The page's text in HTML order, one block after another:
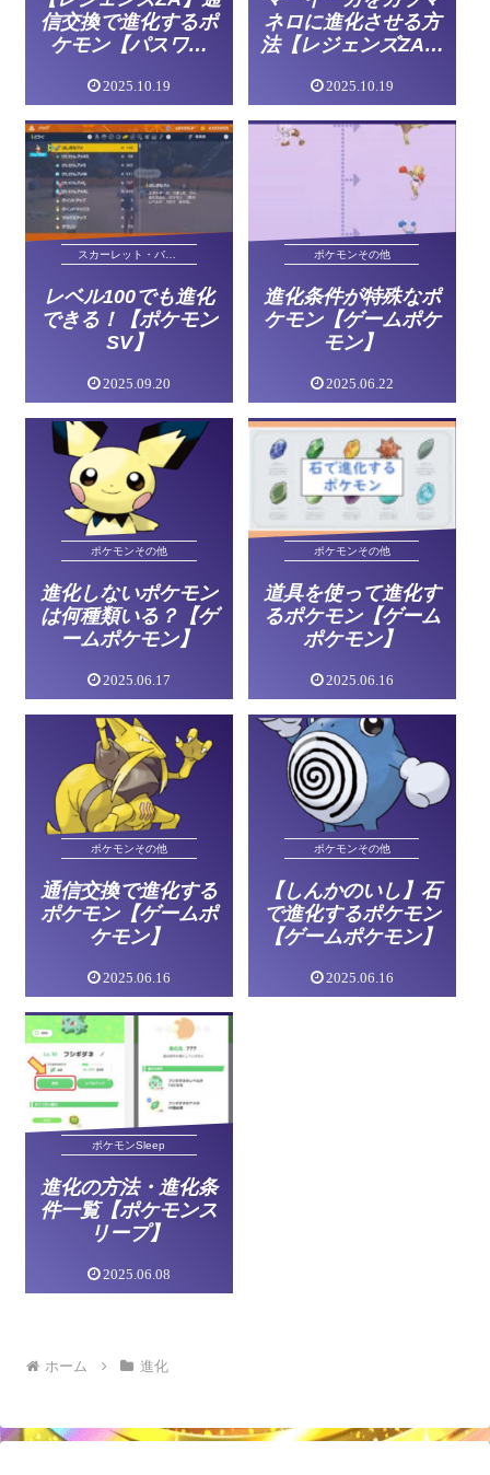
信交換で進化するポ
ケモン【パスワー
2025.10.19
ネロに進化させる方
法【レジェンズZA・
2025.10.19
レベル100でも進化
できる！【ポケモン
SV】
2025.09.20
ポケモンその他
進化条件が特殊なポ
ケモン【ゲームポケ
モン】
2025.06.22
ポケモンその他
進化しないポケモン
は何種類いる？【ゲ
ームポケモン】
2025.06.17
ポケモンその他
道具を使って進化す
るポケモン【ゲーム
ポケモン】
2025.06.16
ポケモンその他
通信交換で進化する
ポケモン【ゲームポ
ケモン】
2025.06.16
ポケモンその他
【しんかのいし】石
で進化するポケモン
【ゲームポケモン】
2025.06.16
ポケモンSleep
進化の方法・進化条
件一覧【ポケモンス
リープ】
2025.06.08
ホーム 進化